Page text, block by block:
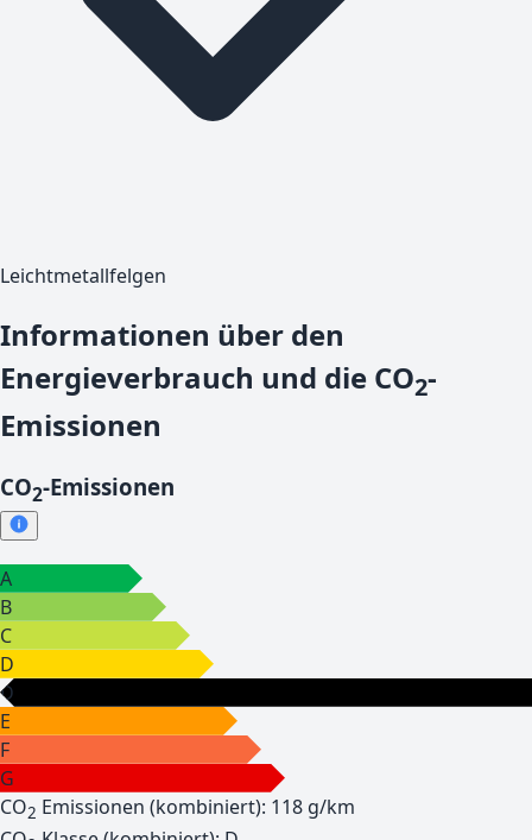
Leichtmetallfelgen
Informationen über den
Energieverbrauch und die CO2-
Emissionen
CO2-Emissionen
A
B
C
D
D
E
F
G
CO2 Emissionen (kombiniert): 118 g/km